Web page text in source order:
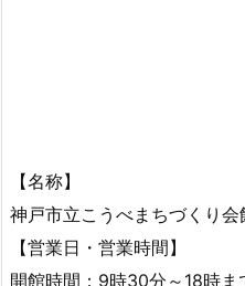
【名称】
神戸市立こうべまちづくり
【営業日・営業時間】
開館時間：9時30分～18時ま